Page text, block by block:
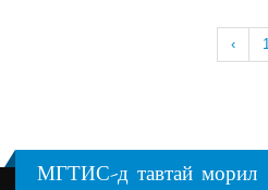
‹ 1
МГТИС-д тавтай морил